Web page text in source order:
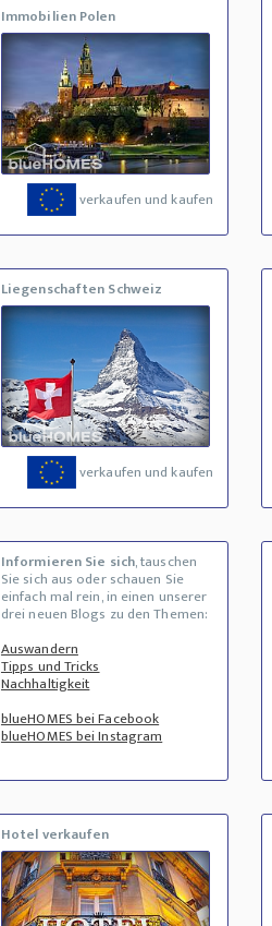
Immobilien Polen
verkaufen und kaufen
Liegenschaften Schweiz
verkaufen und kaufen
Informieren Sie sich, tauschen
Sie sich aus oder schauen Sie
einfach mal rein, in einen unserer
drei neuen Blogs zu den Themen:
Auswandern
Tipps und Tricks
Nachhaltigkeit
blueHOMES bei Facebook
blueHOMES bei Instagram
Hotel verkaufen